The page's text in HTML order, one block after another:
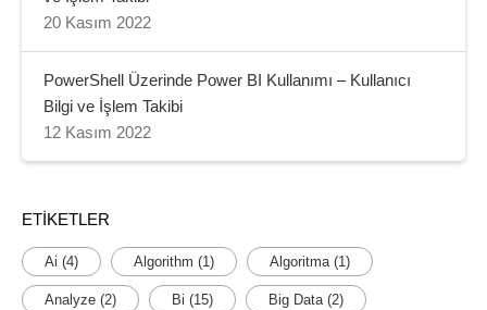
20 Kasım 2022
PowerShell Üzerinde Power BI Kullanımı – Kullanıcı
Bilgi ve İşlem Takibi
12 Kasım 2022
ETIKETLER
Ai (4) Algorithm (1) Algoritma(1)
Analyze (2) Bi (15) Big Data(2)